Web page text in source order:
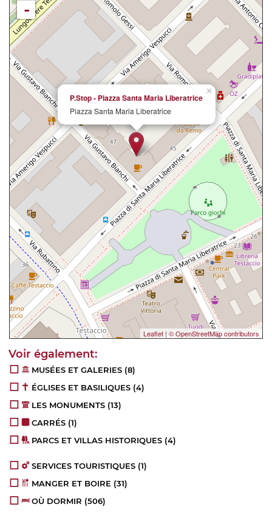
×
P.Stop - Piazza Santa Maria Liberatrice
Piazza Santa Maria Liberatrice
-
Leaflet | © OpenStreetMap contributors
MUSÉES ET GALERIES (8)
ÉGLISES ET BASILIQUES (4)
LES MONUMENTS (13)
CARRÉS (1)
PARCS ET VILLAS HISTORIQUES (4)
SERVICES TOURISTIQUES (1)
MANGER ET BOIRE (31)
OÙ DORMIR (506)